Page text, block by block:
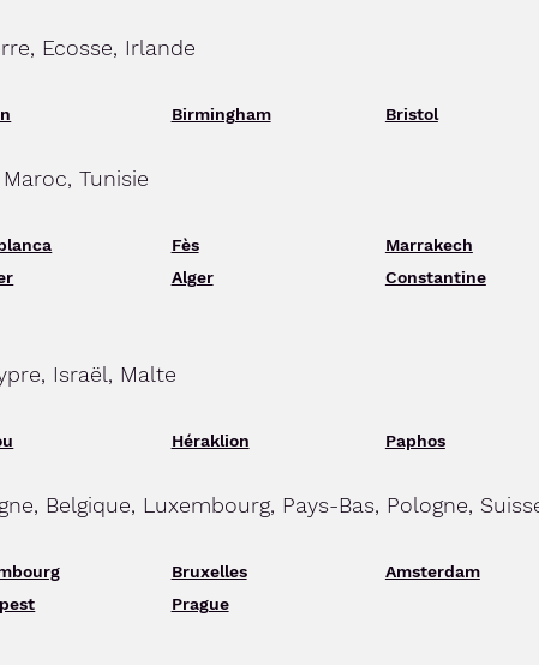
Ecosse, Irlande
Birmingham Bristol
Tunisie
Fès Marrakech
Alger Constantine
Israël, Malte
Héraklion Paphos
Belgique, Luxembourg, Pays-Bas, Pologne,
Bruxelles Amsterdam
Prague